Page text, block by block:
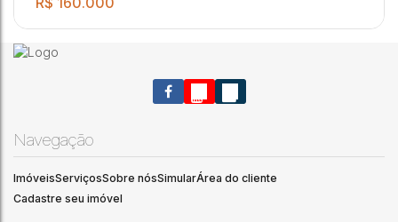
Navegação
ImóveisServiçosSobre nósSimularÁrea do cliente
Cadastre seu imóvel